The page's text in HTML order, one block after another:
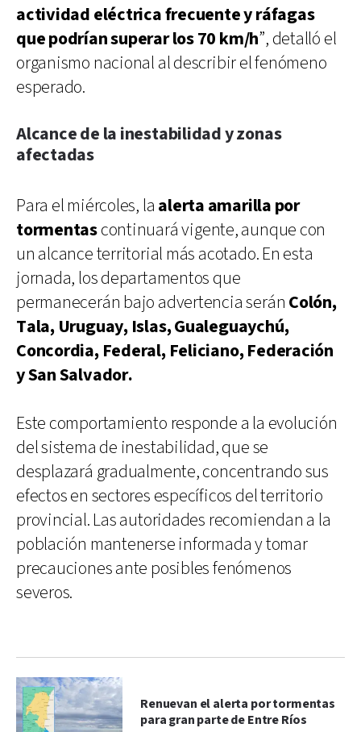
actividad eléctrica frecuente y ráfagas
que podrían superar los 70 km/h”, detalló el
organismo nacional al describir el fenómeno
esperado.
Alcance de la inestabilidad y zonas
afectadas
Para el miércoles, la alerta amarilla por
tormentascontinuará vigente, aunque con
un alcance territorial más acotado. En esta
jornada, los departamentos que
permanecerán bajo advertencia serán Colón,
Tala, Uruguay, Islas, Gualeguaychú,
Concordia, Federal, Feliciano, Federación
y San Salvador.
Este comportamiento responde a la evolución
del sistema de inestabilidad, que se
desplazará gradualmente, concentrando sus
efectos en sectores específicos del territorio
provincial. Las autoridades recomiendan a la
población mantenerse informada y tomar
precauciones ante posibles fenómenos
severos.
Renuevan el alerta por tormentas
para gran parte de Entre Ríos